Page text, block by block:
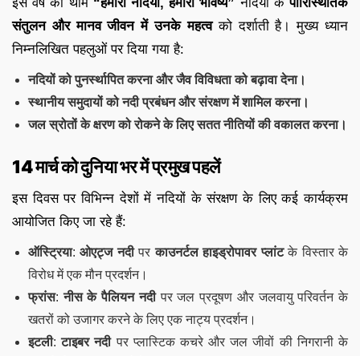
संतुलन और मानव जीवन में उनके महत्वको दर्शाती है। मुख्य ध्यान
निम्नलिखित पहलुओं पर दिया गया है:
नदियों को पुनर्स्थापित करना और जैव विविधता को बढ़ावा देना।
स्थानीय समुदायों को नदी प्रबंधन और संरक्षण में शामिल करना।
जल स्रोतों के क्षरण को रोकने के लिए सतत नीतियों की वकालत करना।
14 मार्च को दुनिया भर में प्रमुख पहलें
इस दिवस पर विभिन्न देशों में नदियों के संरक्षण के लिए कई कार्यक्रम
आयोजित किए जा रहे हैं:
ऑस्ट्रिया:ओएट्ज नदीपरकाउनर्टल हाइड्रोपावर प्लांटके विस्तार के
विरोध में एक मौन प्रदर्शन।
फ्रांस:नीस के पैलियन नदीपर जल प्रदूषण और जलवायु परिवर्तन के
खतरों को उजागर करने के लिए एक नाट्य प्रदर्शन।
इटली:टाइबर नदीपर प्लास्टिक कचरे और जल जीवों की निगरानी के